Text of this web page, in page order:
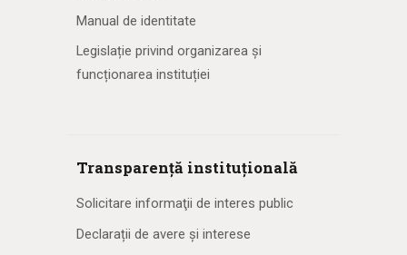
Manual de identitate
Legislație privind organizarea și
funcționarea instituției
Transparență instituțională
Solicitare informaţii de interes public
Declarații de avere și interese